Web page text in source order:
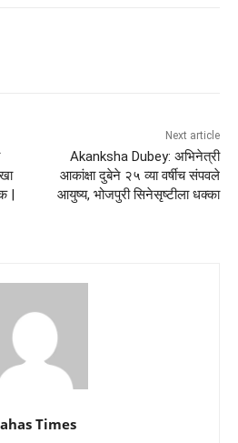
|
Next article
Akanksha Dubey: अभिनेत्री
आकांक्षा दुबेने २५ व्या वर्षीच संपवले
आयुष्य, भोजपुरी सिनेसृष्टीला धक्का
Times